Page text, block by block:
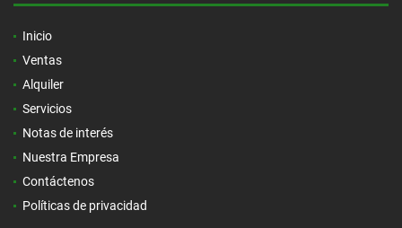
Inicio
Ventas
Alquiler
Servicios
Notas de interés
Nuestra Empresa
Contáctenos
Políticas de privacidad